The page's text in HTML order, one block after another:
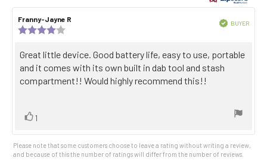
5
stars
Review
author:
Franny-Jayne R
out
of
stars
BUYER
Review
text:
Great little device. Good battery life, easy to use, portable
and it comes with its own built in dab tool and stash
compartment!! Would highly recommend this!!
Vote1
Please note that some customers choose to leave a rating without writing a review,
and because of this the number of ratings will differ from the number of reviews.